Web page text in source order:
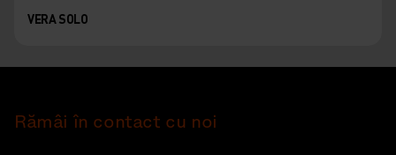
VERA SOLO
Rămâi în contact cu noi